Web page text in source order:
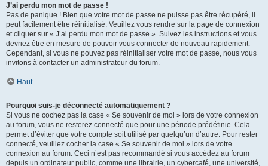
J’ai perdu mon mot de passe !
Pas de panique ! Bien que votre mot de passe ne puisse pas être récupéré, il
peut facilement être réinitialisé. Veuillez vous rendre sur la page de connexion
et cliquer sur « J’ai perdu mon mot de passe ». Suivez les instructions et vous
devriez être en mesure de pouvoir vous connecter de nouveau rapidement.
Cependant, si vous ne pouvez pas réinitialiser votre mot de passe, nous vous
invitons à contacter un administrateur du forum.
Haut
Pourquoi suis-je déconnecté automatiquement ?
Si vous ne cochez pas la case « Se souvenir de moi » lors de votre connexion
au forum, vous ne resterez connecté que pour une période prédéfinie. Cela
permet d’éviter que votre compte soit utilisé par quelqu’un d’autre. Pour rester
connecté, veuillez cocher la case « Se souvenir de moi » lors de votre
connexion au forum. Ceci n’est pas recommandé si vous accédez au forum
depuis un ordinateur public, comme une librairie, un cybercafé, une université,